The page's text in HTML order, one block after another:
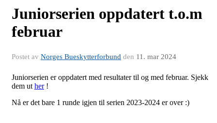
Juniorserien oppdatert t.o.m
februar
Postet av Norges Bueskytterforbund den 11. mar 2024
Juniorserien er oppdatert med resultater til og med februar. Sjekk
dem ut her!
Nå er det bare 1 runde igjen til serien 2023-2024 er over :)